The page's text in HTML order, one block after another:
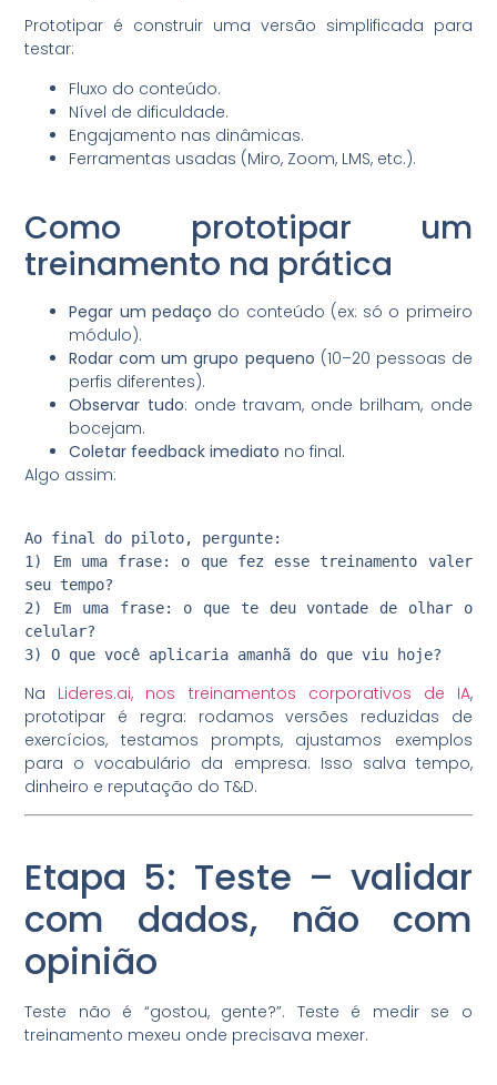
Prototipar é construir uma versão simplificada para
testar:
Fluxo do conteúdo.
Nível de dificuldade.
Engajamento nas dinâmicas.
Ferramentas usadas (Miro, Zoom, LMS, etc.).
Como prototipar um
treinamento na prática
Pegar um pedaço do conteúdo (ex: só o primeiro
módulo).
Rodar com um grupo pequeno (10–20 pessoas de
perfis diferentes).
Observar tudo: onde travam, onde brilham, onde
bocejam.
Coletar feedback imediato no final.
Algo assim:
Ao final do piloto, pergunte:
1) Em uma frase: o que fez esse treinamento valer
seu tempo?
2) Em uma frase: o que te deu vontade de olhar o
celular?
3) O que você aplicaria amanhã do que viu hoje?
Na Lideres.ai, nos treinamentos corporativos de IA,
prototipar é regra: rodamos versões reduzidas de
exercícios, testamos prompts, ajustamos exemplos
para o vocabulário da empresa. Isso salva tempo,
dinheiro e reputação do T&D.
Etapa 5: Teste – validar
com dados, não com
opinião
Teste não é “gostou, gente?”. Teste é medir se o
treinamento mexeu onde precisava mexer.